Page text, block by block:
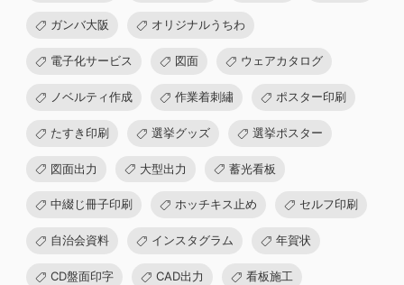
ガンバ大阪 オリジナルうちわ
電子化サービス 図面 ウェアカタログ
ノベルティ作成 作業着刺繡 ポスター印刷
たすき印刷 選挙グッズ 選挙ポスター
図面出力 大型出力 蓄光看板
中綴じ冊子印刷 ホッチキス止め セルフ印刷
自治会資料 インスタグラム 年賀状
CD盤面印字 CAD出力 看板施工